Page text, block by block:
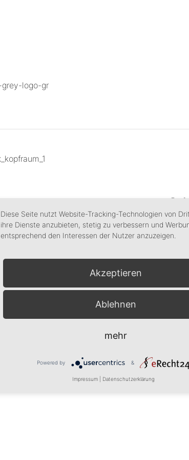
Edelstahl,
Diese Seite nutzt Website-Tracking-Technologien von
ihre Dienste anzubieten, stetig zu verbessern und
entsprechend den Interessen der Nutzer anzuzeigen.
Akzeptieren
Ablehnen
mehr
Powered by &
Impressum Datenschutzerklärung